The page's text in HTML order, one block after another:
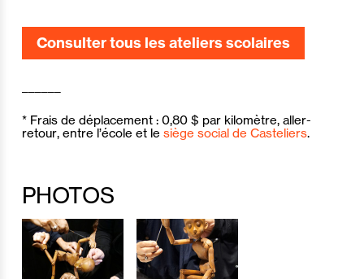
Consulter tous les ateliers scolaires
* Frais de déplacement : 0,80 $ par kilomètre, aller-
retour, entre l’école et le siège social de Casteliers.
PHOTOS